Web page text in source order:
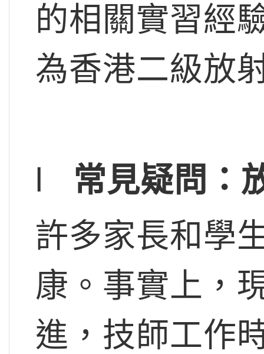
的相關實習經
為香港二級放
l 常見疑問：
許多家長和學
康。事實上，
進，技師工作